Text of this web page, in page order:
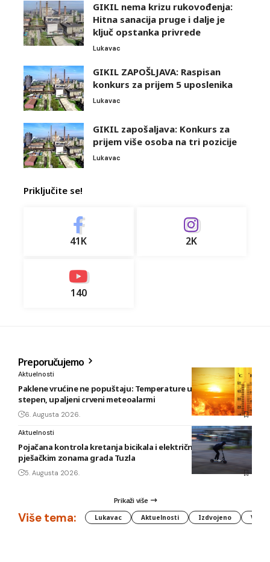
GIKIL nema krizu rukovođenja:
Hitna sanacija pruge i dalje je
ključ opstanka privrede
Lukavac
GIKIL ZAPOŠLJAVA: Raspisan
konkurs za prijem 5 uposlenika
Lukavac
GIKIL zapošaljava: Konkurs za
prijem više osoba na tri pozicije
Lukavac
Priključite se!
41K 2K
140
Preporučujemo
Aktuelnosti
Paklene vrućine ne popuštaju: Temperature u BiH i do 41
stepen, upaljeni crveni meteoalarmi
6. Augusta 2026.
Aktuelnosti
Pojačana kontrola kretanja bicikala i električnih romobila u
pješačkim zonama grada Tuzla
5. Augusta 2026.
Prikaži više
Više tema: Lukavac Aktuelnosti Izdvojeno